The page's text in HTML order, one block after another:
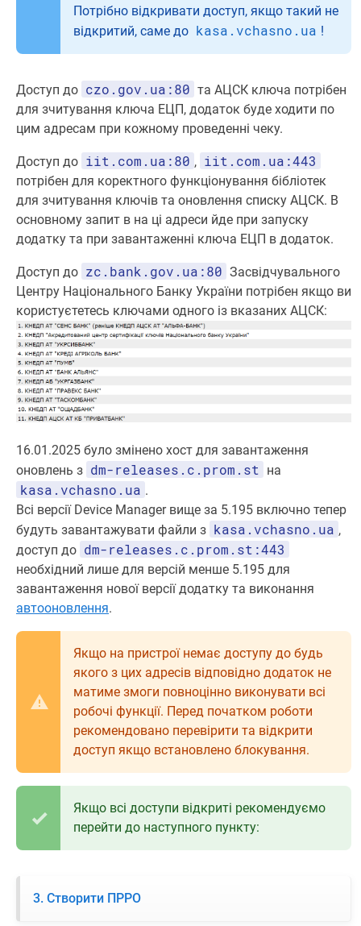
Потрібно відкривати доступ, якщо такий не
відкритий, саме до kasa.vchasno.ua !
Доступ до czo.gov.ua:80 та АЦСК ключа потрібен
для зчитування ключа ЕЦП, додаток буде ходити по
цим адресам при кожному проведенні чеку.
Доступ до iit.com.ua:80 , iit.com.ua:443
потрібен для коректного функціонування бібліотек
для зчитування ключів та оновлення списку АЦСК. В
основному запит в на ці адреси йде при запуску
додатку та при завантаженні ключа ЕЦП в додаток.
Доступ до zc.bank.gov.ua:80 Засвідчувального
Центру Національного Банку України потрібен якщо ви
користуєтетесь ключами одного із вказаних АЦСК:
16.01.2025 було змінено хост для завантаження
оновлень з dm-releases.c.prom.st на
kasa.vchasno.ua .
Всі версії Device Manager вище за 5.195 включно тепер
будуть завантажувати файли з kasa.vchasno.ua ,
доступ до dm-releases.c.prom.st:443
необхідний лише для версій менше 5.195 для
завантаження нової версії додатку та виконання
автооновлення.
Якщо на пристрої немає доступу до будь
якого з цих адресів відповідно додаток не
матиме змоги повноцінно виконувати всі
робочі функції. Перед початком роботи
рекомендовано перевірити та відкрити
доступ якщо встановлено блокування.
Якщо всі доступи відкриті рекомендуємо
перейти до наступного пункту:
3. Створити ПРРО